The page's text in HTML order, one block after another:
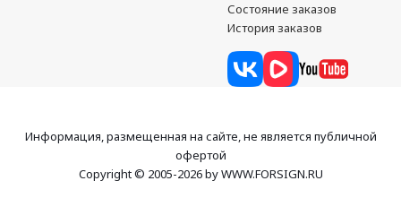
Состояние заказов
История заказов
Информация, размещенная на сайте, не является публичной
офертой
Copyright © 2005-2026 by WWW.FORSIGN.RU